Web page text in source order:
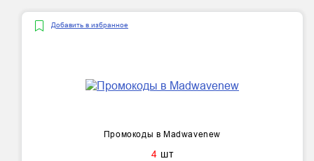
Добавить в избранное
Промокоды в Madwavenew
4 шт